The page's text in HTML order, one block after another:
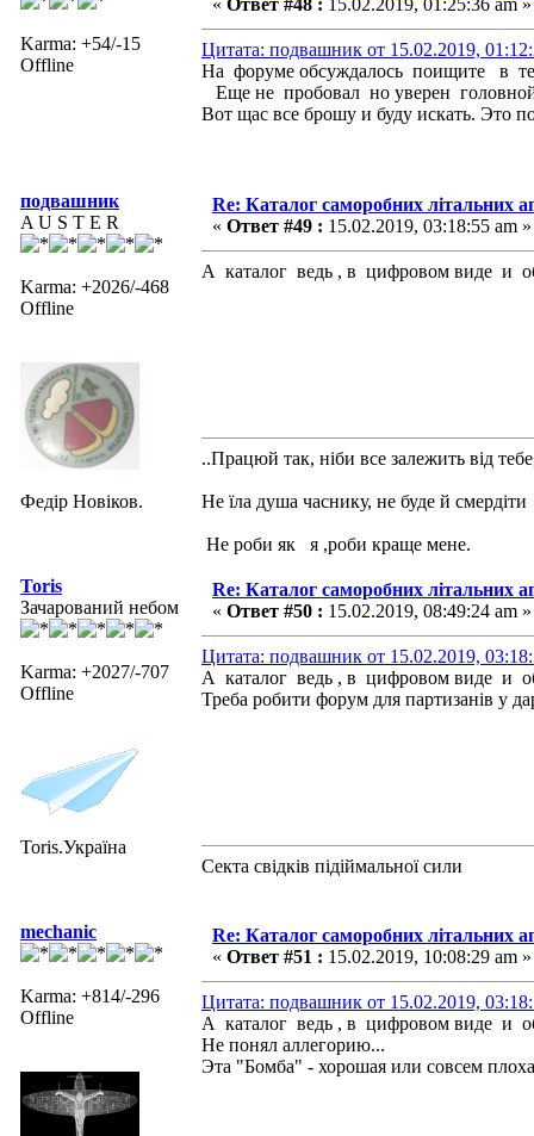
Karma: +54/-15
Offline
Цитата: подвашник от 15.02.2019,
На форуме обсуждалось поищите в
Еще не пробовал но уверен
Вот щас все брошу и буду искать. Это
подвашник
A U S T E R
Karma: +2026/-468
Offline
Федір Новіков.
Re: Каталог саморобних літальних
« Ответ #49 : 15.02.2019, 03:18:55 am »
А каталог ведь , в цифровом виде и
..Працюй так, ніби все залежить від
Не їла душа часнику, не буде й смердіти
Не роби як я ,роби краще мене.
Toris
Зачарований небом
Karma: +2027/-707
Offline
Toris.Україна
Re: Каталог саморобних літальних
« Ответ #50 : 15.02.2019, 08:49:24 am »
Цитата: подвашник от 15.02.2019,
А каталог ведь , в цифровом виде и
Треба робити форум для партизанів у
Секта свідків підіймальної сили
mechanic
Karma: +814/-296
Offline
Re: Каталог саморобних літальних
« Ответ #51 : 15.02.2019, 10:08:29 am »
Цитата: подвашник от 15.02.2019,
А каталог ведь , в цифровом виде и
Не понял аллегорию...
Эта "Бомба" - хорошая или совсем